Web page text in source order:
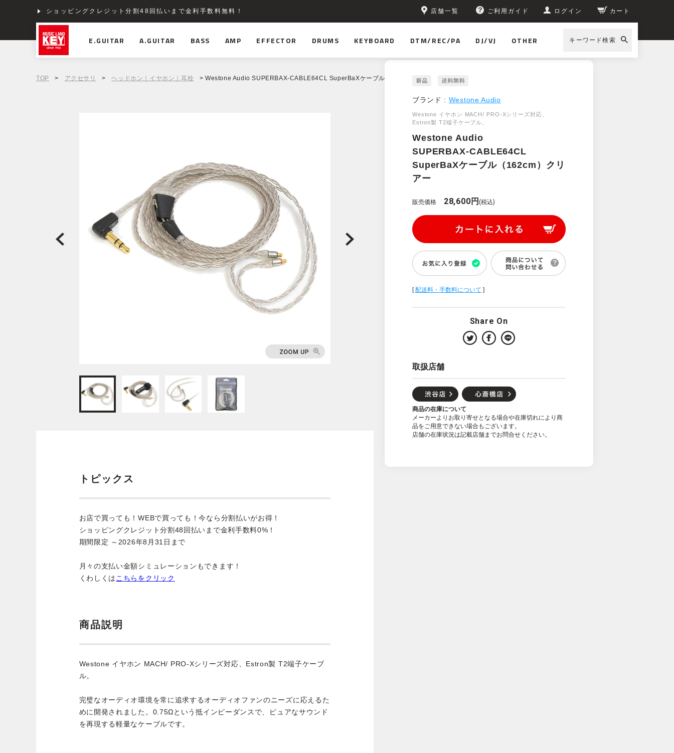
ショッピングクレジット分割48回払いまで金利手数料無料！ 店舗一覧 ご利用ガイド ログイン カート
E.GUITAR A.GUITAR BASS AMP EFFECTOR DRUMS KEYBOARD DTM/REC/PA DJ/VJ OTHER キーワード検索
TOP > アクセサリ > ヘッドホン｜イヤホン｜耳栓 > Westone Audio SUPERBAX-CABLE64CL SuperBaXケーブル（162cm）クリアー
ブランド : Westone Audio
Westone イヤホン MACH/ PRO-Xシリーズ対応、
Estron製 T2端子ケーブル。
Westone Audio
SUPERBAX-CABLE64CL
SuperBaXケーブル（162cm）クリ
アー
販売価格 28,600円(税込)
[配送料・手数料について ]
Share On
取扱店舗
商品の在庫について
メーカーよりお取り寄せとなる場合や在庫切れにより商
品をご用意できない場合もございます。
店舗の在庫状況は記載店舗までお問合せください。
トピックス
お店で買っても！WEBで買っても！今なら分割払いがお得！
ショッピングクレジット分割48回払いまで金利手数料0%！
期間限定 ～2026年8月31日まで
月々の支払い金額シミュレーションもできます！
くわしくは こちらをクリック
商品説明
Westone イヤホン MACH/ PRO-Xシリーズ対応、Estron製 T2端子ケーブ
ル。
完璧なオーディオ環境を常に追求するオーディオファンのニーズに応えるた
めに開発されました。0.75Ωという抵インピーダンスで、ピュアなサウンド
を再現する軽量なケーブルです。